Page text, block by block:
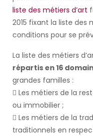
liste des métiers d’art
2015 fixant la liste des
conditions pour se
La liste des métiers
répartis en 16
grandes familles :
 Les métiers de la
ou immobilier ;
 Les métiers de la
traditionnels en